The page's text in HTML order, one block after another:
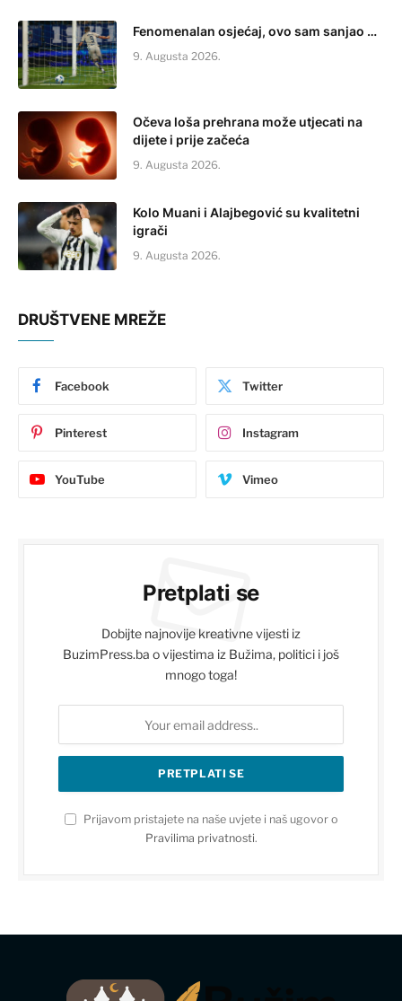
Fenomenalan osjećaj, ovo sam sanjao …
9. Augusta 2026.
Očeva loša prehrana može utjecati na
dijete i prije začeća
9. Augusta 2026.
Kolo Muani i Alajbegović su kvalitetni
igrači
9. Augusta 2026.
DRUŠTVENE MREŽE
Facebook Twitter
Pinterest Instagram
YouTube Vimeo
Pretplati se
Dobijte najnovije kreativne vijesti iz
BuzimPress.ba o vijestima iz Bužima, politici i još
mnogo toga!
Prijavom pristajete na naše uvjete i naš ugovor o
Pravilima privatnosti.